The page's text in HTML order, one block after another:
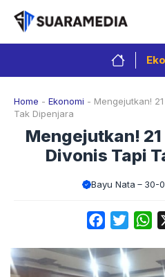
Langsung
isi
Home - Ekonomi - Mengejutkan!
Tak Dipenjara
Mengejutkan!
Divonis Tapi
Bayu Nata 30-
FacebookTwitter